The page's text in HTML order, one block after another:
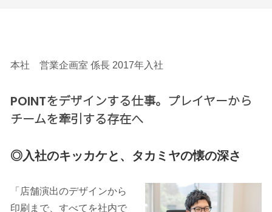
本社 営業企画室 係長 2017年入社
POINTをデザインする仕事。プレイヤーから
チームを牽引する存在へ
◎入社のキッカケと、タカミヤの懐の深さ
「店舗演出のデザインから
印刷まで、すべてを社内で